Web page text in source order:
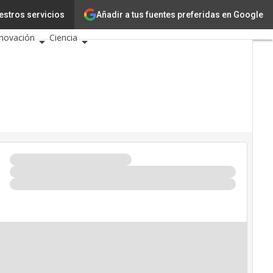
Añadir a tus fuentes preferidas en Google
servicios
Ciencia